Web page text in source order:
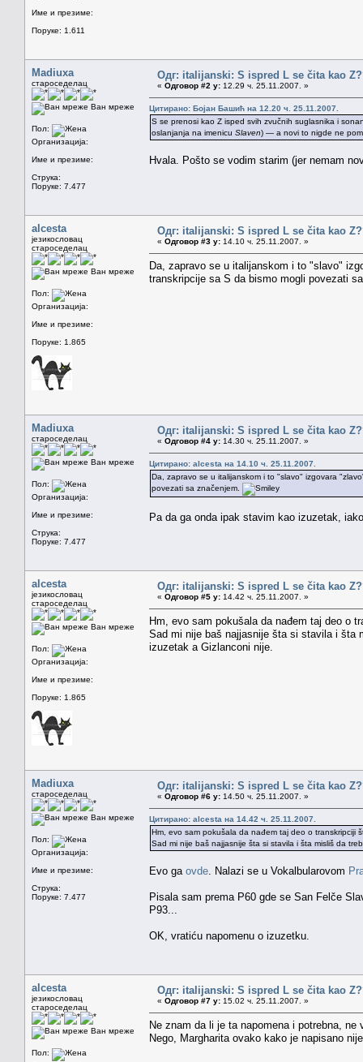
Име и презиме:
Поруке: 1.611
Madiuxa
староседелац
Ван мреже
Пол:
Организација:
Име и презиме:
Струка:
Поруке: 7.477
Одг: italijanski: S ispred L se čita kao
« Одговор #2 у: 12.29 ч. 25.11.2007. »
Цитирано: Бојан Башић на 12.20 ч. 25.11.2007.
S se prenosi kao Z isped svih zvučnih suglasnika i
oslanjanja na imenicu Slaven) — a novi to nigde ne
Hvala. Pošto se vodim starim (jer nemam
alcesta
језикословац
староседелац
Ван мреже
Пол:
Организација:
Име и презиме:
Поруке: 1.865
Одг: italijanski: S ispred L se čita kao
« Одговор #3 у: 14.10 ч. 25.11.2007. »
Da, zapravo se u italijanskom i to "slavo"
transkripcije sa S da bismo mogli povezati
Madiuxa
староседелац
Ван мреже
Пол:
Организација:
Име и презиме:
Струка:
Поруке: 7.477
Одг: italijanski: S ispred L se čita kao
« Одговор #4 у: 14.30 ч. 25.11.2007. »
Цитирано: alcesta на 14.10 ч. 25.11.2007.
Da, zapravo se u italijanskom i to "slavo" izgovara
povezati sa značenjem.
Pa da ga onda ipak stavim kao izuzetak,
alcesta
језикословац
староседелац
Ван мреже
Пол:
Организација:
Име и презиме:
Поруке: 1.865
Одг: italijanski: S ispred L se čita kao
« Одговор #5 у: 14.42 ч. 25.11.2007. »
Hm, evo sam pokušala da nađem taj deo o
Sad mi nije baš najjasnije šta si stavila i šta
izuzetak a Gizlanconi nije.
Madiuxa
староседелац
Ван мреже
Пол:
Организација:
Име и презиме:
Струка:
Поруке: 7.477
Одг: italijanski: S ispred L se čita kao
« Одговор #6 у: 14.50 ч. 25.11.2007. »
Цитирано: alcesta на 14.42 ч. 25.11.2007.
Hm, evo sam pokušala da nađem taj deo o transkripciji
Sad mi nije baš najjasnije šta si stavila i šta misliš da
Evo ga ovde . Nalazi se u Vokalbularovom
Pisala sam prema P60 gde se San Felče
P93...
OK, vratiću napomenu o izuzetku.
alcesta
језикословац
староседелац
Ван мреже
Пол:
Одг: italijanski: S ispred L se čita kao
« Одговор #7 у: 15.02 ч. 25.11.2007. »
Ne znam da li je ta napomena i potrebna,
Nego, Margharita ovako kako je napisano